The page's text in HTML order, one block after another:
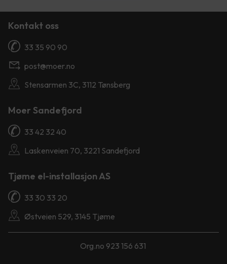
Kontakt oss
33 35 90 90
post@moer.no
Stensarmen 3C, 3112 Tønsberg
Moer Sandefjord
33 42 32 40
Laskenveien 70, 3221 Sandefjord
Tjøme el-installasjon AS
33 30 33 20
Østveien 529, 3145 Tjøme
Org.no 923 156 631